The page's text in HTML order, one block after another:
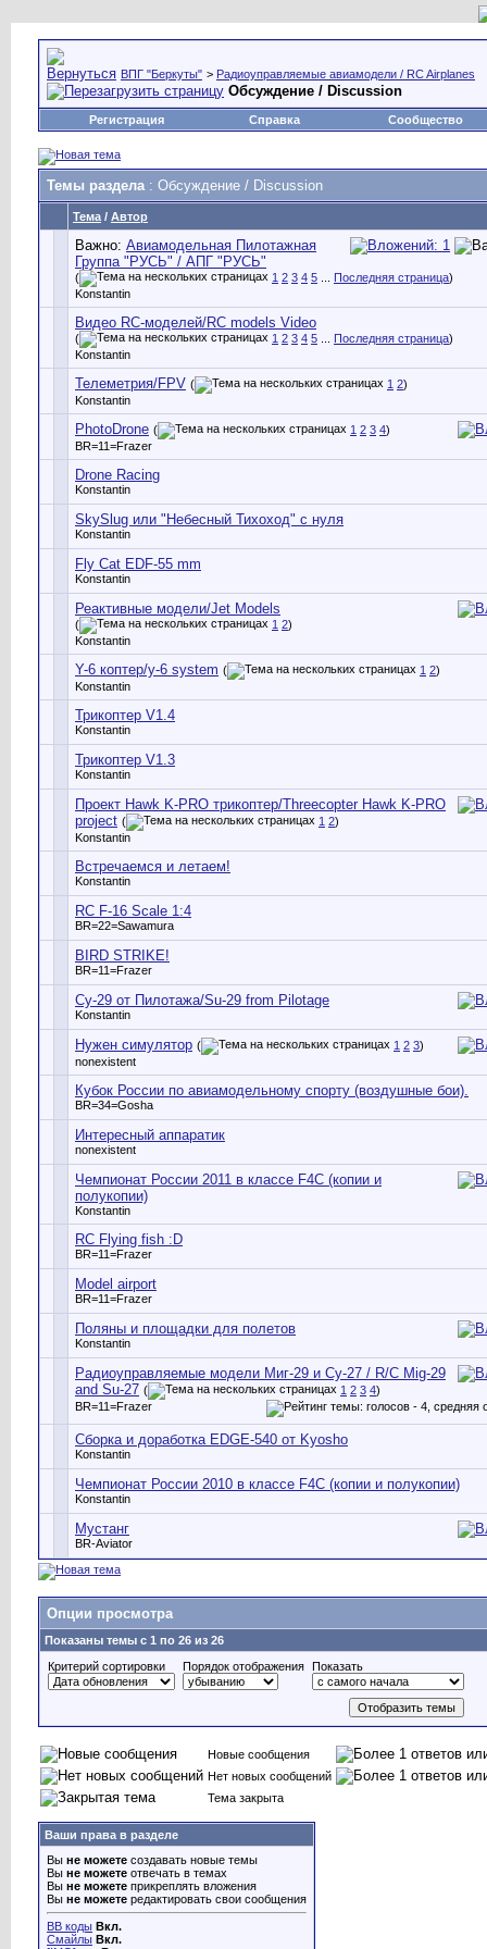
ВПГ "Беркуты" > Радиоуправляемые авиамодели / RC Airplanes
Обсуждение / Discussion
Регистрация Справка Сообщество
Темы раздела: Обсуждение / Discussion
Тема / Автор
Важно: Авиамодельная Пилотажная
Группа "РУСЬ" / АПГ "РУСЬ"
( 1 2 3 4 5 Последняя страница)
Konstantin
Видео RC-моделей/RC models Video
( 1 2 3 4 5 Последняя страница)
Konstantin
Телеметрия/FPV ( 1 2)
Konstantin
PhotoDrone ( 1 2 3 4)
BR=11=Frazer
Drone Racing
Konstantin
SkySlug или "Небесный Тихоход" с нуля
Konstantin
Fly Cat EDF-55 mm
Konstantin
Реактивные модели/Jet Models
( 1 2)
Konstantin
Y-6 коптер/y-6 system ( 1 2)
Konstantin
Трикоптер V1.4
Konstantin
Трикоптер V1.3
Konstantin
Проект Hawk K-PRO трикоптер/Threecopter Hawk K-PRO
project ( 1 2)
Konstantin
Встречаемся и летаем!
Konstantin
RC F-16 Scale 1:4
BR=22=Sawamura
BIRD STRIKE!
BR=11=Frazer
Су-29 от Пилотажа/Su-29 from Pilotage
Konstantin
Нужен симулятор ( 1 2 3)
nonexistent
Кубок России по авиамодельному спорту (воздушные бои).
BR=34=Gosha
Интересный аппаратик
nonexistent
Чемпионат России 2011 в классе F4C (копии и
полукопии)
Konstantin
RC Flying fish :D
BR=11=Frazer
Model airport
BR=11=Frazer
Поляны и площадки для полетов
Konstantin
Радиоуправляемые модели Миг-29 и Су-27 / R/C Mig-29
and Su-27 ( 1 2 3 4)
BR=11=Frazer
Сборка и доработка EDGE-540 от Kyosho
Konstantin
Чемпионат России 2010 в классе F4C (копии и полукопии)
Konstantin
Мустанг
BR-Aviator
Опции просмотра
Показаны темы с 1 по 26 из 26
Критерий сортировки
Порядок отображения Показать
Новые сообщения
Нет новых сообщений
Тема закрыта
Ваши права в разделе
Вы не можете создавать новые темы
Вы не можете отвечать в темах
Вы не можете прикреплять вложения
Вы не можете редактировать свои сообщения
BB коды Вкл.
Смайлы Вкл.